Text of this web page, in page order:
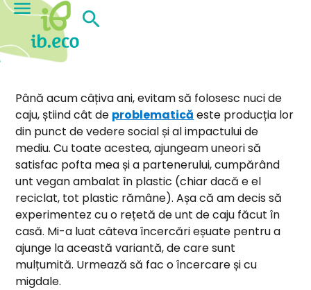
Până acum câțiva ani, evitam să folosesc nuci de
caju, știind cât de problematică este producția lor
din punct de vedere social și al impactului de
mediu. Cu toate acestea, ajungeam uneori să
satisfac pofta mea și a partenerului, cumpărând
unt vegan ambalat în plastic (chiar dacă e el
reciclat, tot plastic rămâne). Așa că am decis să
experimentez cu o rețetă de unt de caju făcut în
casă. Mi-a luat câteva încercări eșuate pentru a
ajunge la această variantă, de care sunt
mulțumită. Urmează să fac o încercare și cu
migdale.